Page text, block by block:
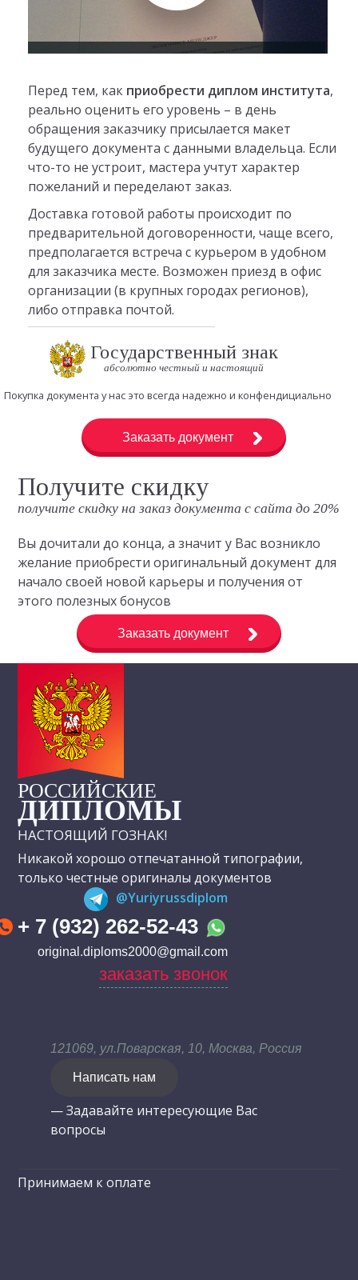
Перед тем, как приобрести диплом института,
реально оценить его уровень – в день
обращения заказчику присылается макет
будущего документа с данными владельца. Если
что-то не устроит, мастера учтут характер
пожеланий и переделают заказ.
Доставка готовой работы происходит по
предварительной договоренности, чаще всего,
предполагается встреча с курьером в удобном
для заказчика месте. Возможен приезд в офис
организации (в крупных городах регионов),
либо отправка почтой.
Государственный знак
абсолютно честный и настоящий
Покупка документа у нас это всегда надежно и конфендициально
Заказать документ
Получите скидку
получите скидку на заказ документа с сайта до 20%
Вы дочитали до конца, а значит у Вас возникло
желание приобрести оригинальный документ для
начало своей новой карьеры и получения от
этого полезных бонусов
Заказать документ
РОССИЙСКИЕ
ДИПЛОМЫ
НАСТОЯЩИЙ ГОЗНАК!
Никакой хорошо отпечатанной типографии,
только честные оригиналы документов
@Yuriyrussdiplom
+ 7 (932) 262-52-43
original.diploms2000@gmail.com
заказать звонок
121069, ул.Поварская, 10, Москва, Россия
Написать нам
— Задавайте интересующие Вас
вопросы
Принимаем к оплате